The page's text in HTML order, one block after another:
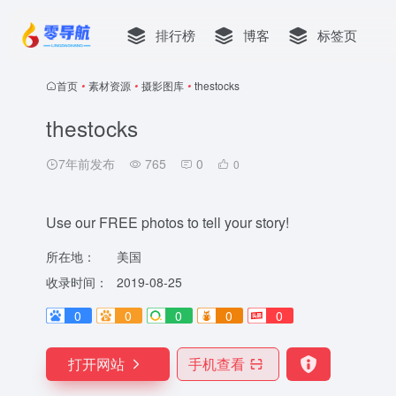
排行榜 博客 标签页
首页 • 素材资源 • 摄影图库 • thestocks
thestocks
7年前发布 765 0 0
Use our FREE photos to tell your story!
所在地：
美国
收录时间：
2019-08-25
0
0 0 0 0
打开网站 手机查看